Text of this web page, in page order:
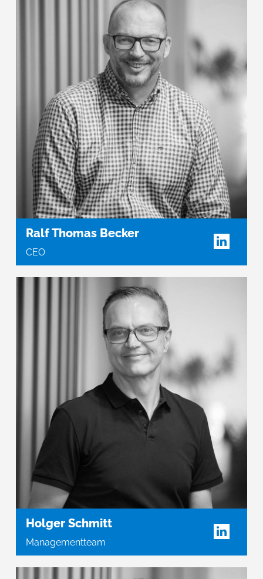
Ralf Thomas Becker
CEO
Holger Schmitt
Managementteam